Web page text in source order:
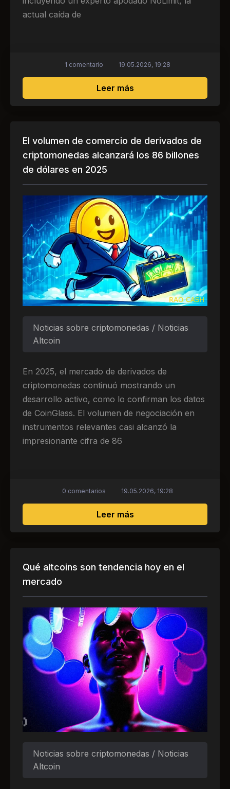
actual caída de
Leer mássobre Las altcoins
1 comentario 19.05.2026, 19:28
El volumen de comercio de derivados de
criptomonedas alcanzará los 86 billones
de dólares en 2025
Noticias sobre criptomonedas / Noticias
Altcoin
En 2025, el mercado de derivados de
criptomonedas continuó mostrando un
desarrollo activo, como lo confirman los datos
de CoinGlass. El volumen de negociación en
instrumentos relevantes casi alcanzó la
impresionante cifra de 86
Leer mássobre El volumen de
0 comentarios 19.05.2026, 19:28
Qué altcoins son tendencia hoy en el
mercado
Noticias sobre criptomonedas / Noticias
Altcoin